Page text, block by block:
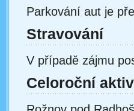
Parkování aut je
Stravování
V případě zájmu
Celoroční